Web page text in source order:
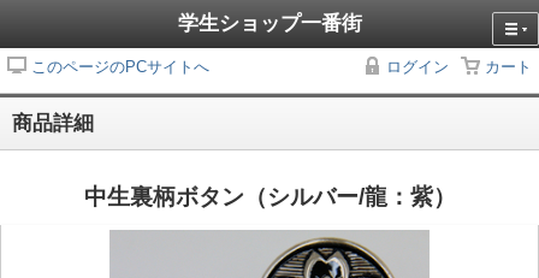
学生ショップ一番街
このページのPCサイトへ ログイン カート
商品詳細
中生裏柄ボタン（シルバー/龍：紫）